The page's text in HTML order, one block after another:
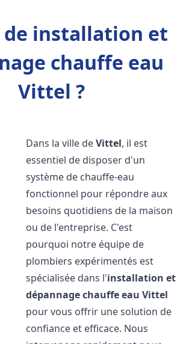
de installation et
chauffe eau
Vittel ?
Dans la ville deVittel, il est
essentiel de disposer d'un
système de chauffe-eau
fonctionnel pour répondre aux
besoins quotidiens de la maison
ou de l'entreprise. C'est
pourquoi notre équipe de
plombiers expérimentés est
spécialisée dans l'installation et
dépannage chauffe eau Vittel
pour vous offrir une solution de
confiance et efficace. Nous